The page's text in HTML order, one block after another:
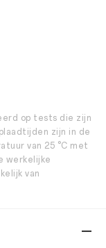
op tests die zijn
zijn in de
van 25 °C met
werkelijke
van